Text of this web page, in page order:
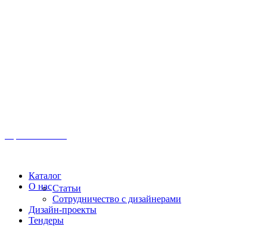
Каталог
О насСтатьи
Сотрудничество с дизайнерами
Дизайн-проекты
Тендеры